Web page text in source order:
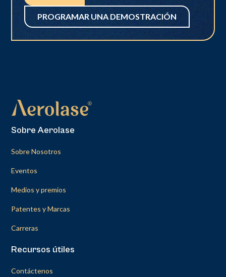
PROGRAMAR UNA DEMOSTRACIÓN
Sobre Aerolase
Sobre Nosotros
Eventos
Medios y premios
Patentes y Marcas
Carreras
Recursos útiles
Contáctenos